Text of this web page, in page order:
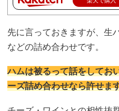
先に言っておきますが、生
などの詰め合わせです。
ハムは被るって話をしてお
ーズ詰め合わせなら許せま